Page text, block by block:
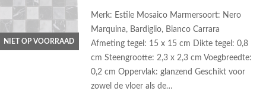
NIET OP VOORRAAD
Merk: Estile Mosaico Marmersoort: Nero
Marquina, Bardiglio, Bianco Carrara
Afmeting tegel: 15 x 15 cm Dikte tegel: 0,8
cm Steengrootte: 2,3 x 2,3 cm Voegbreedte:
0,2 cm Oppervlak: glanzend Geschikt voor
zowel de vloer als de…